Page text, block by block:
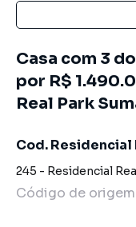
Casa com 3
por R$
Real Park
Cod. Residencial
245 - Residencial
Código de